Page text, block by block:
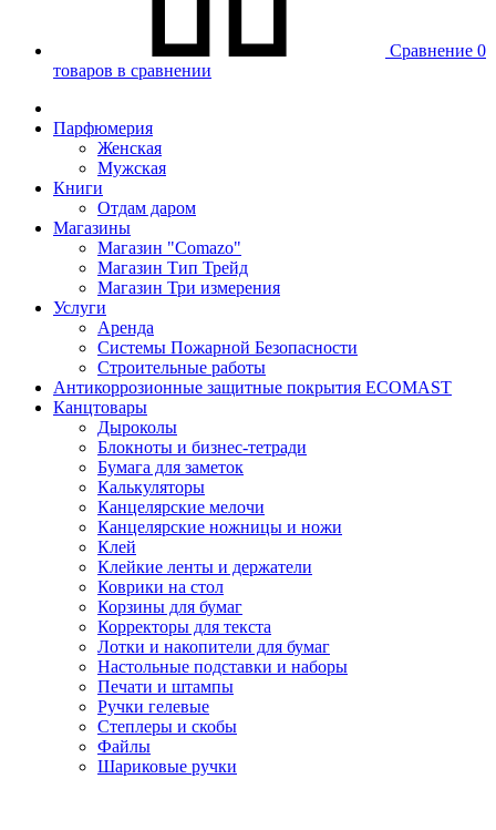
Сравнение 0
товаров в сравнении
Парфюмерия
Женская
Мужская
Книги
Отдам даром
Магазины
Магазин "Comazo"
Магазин Тип Трейд
Магазин Три измерения
Услуги
Аренда
Системы Пожарной Безопасности
Строительные работы
Антикоррозионные защитные покрытия ECOMAST
Канцтовары
Дыроколы
Блокноты и бизнес-тетради
Бумага для заметок
Калькуляторы
Канцелярские мелочи
Канцелярские ножницы и ножи
Клей
Клейкие ленты и держатели
Коврики на стол
Корзины для бумаг
Корректоры для текста
Лотки и накопители для бумаг
Настольные подставки и наборы
Печати и штампы
Ручки гелевые
Степлеры и скобы
Файлы
Шариковые ручки